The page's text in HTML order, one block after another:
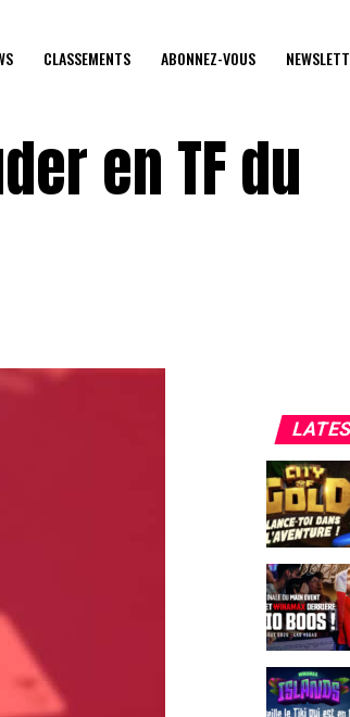
CLASSEMENTS ABONNEZ-VOUS
en TF du